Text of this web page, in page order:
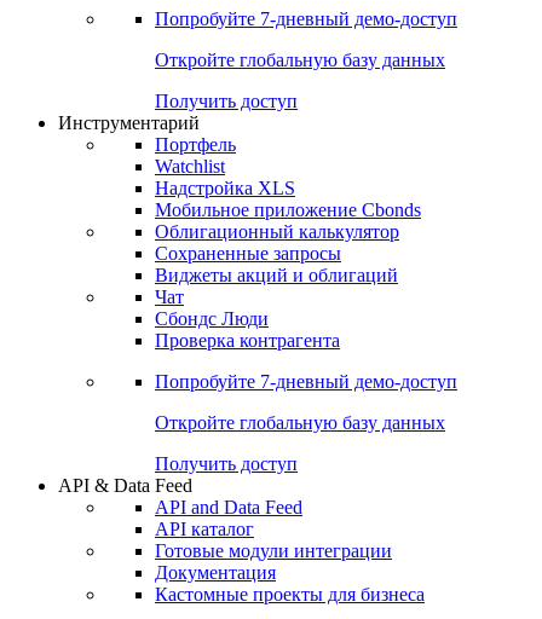
Попробуйте 7-дневный демо-доступ
Откройте глобальную базу данных
Получить доступ
Инструментарий
Портфель
Watchlist
Надстройка XLS
Мобильное приложение Cbonds
Облигационный калькулятор
Сохраненные запросы
Виджеты акций и облигаций
Чат
Сбондс Люди
Проверка контрагента
Попробуйте 7-дневный демо-доступ
Откройте глобальную базу данных
Получить доступ
API & Data Feed
API and Data Feed
API каталог
Готовые модули интеграции
Документация
Кастомные проекты для бизнеса